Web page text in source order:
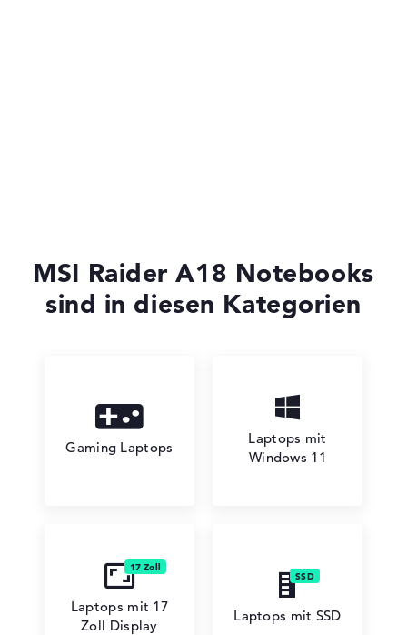
MSI Raider A18 Notebooks
sind in diesen Kategorien
Gaming Laptops
Laptops mit
Windows 11
Laptops mit 17
Zoll Display
Laptops mit SSD